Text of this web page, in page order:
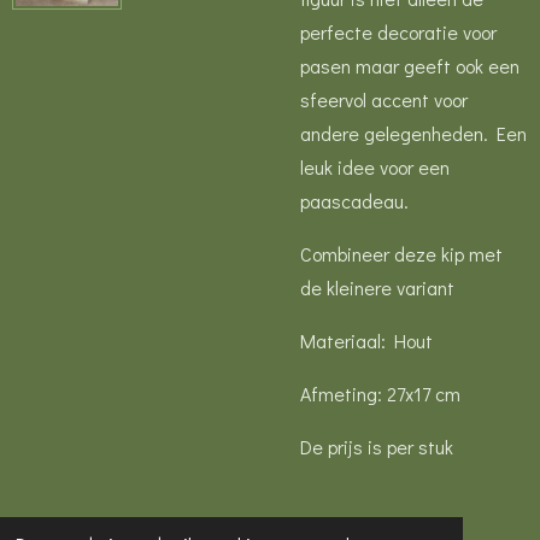
perfecte decoratie voor
pasen maar geeft ook een
sfeervol accent voor
andere gelegenheden. Een
leuk idee voor een
paascadeau.
Combineer deze kip met
de kleinere variant
Materiaal: Hout
Afmeting: 27x17 cm
De prijs is per stuk